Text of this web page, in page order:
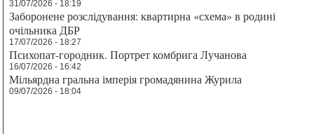
31/07/2026 - 18:19
Заборонене розслідування: квартирна «схема» в родині
очільника ДБР
17/07/2026 - 18:27
Психопат-городник. Портрет комбрига Лучанова
16/07/2026 - 16:42
Мільярдна гральна імперія громадянина Журила
09/07/2026 - 18:04